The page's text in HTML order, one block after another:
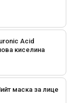
Acid
киселина